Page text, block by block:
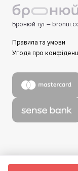
Бронюй тут –
Правила та умови
Угода про